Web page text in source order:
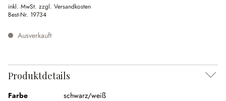
inkl. MwSt. zzgl. Versandkosten
Best-Nr. 19734
Ausverkauft
Produktdetails
Farbe
schwarz/weiß